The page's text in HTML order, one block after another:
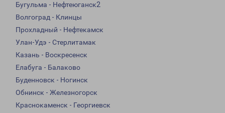
Бугульма - Нефтеюганск2
Волгоград - Клинцы
Прохладный - Нефтекамск
Улан-Удэ - Стерлитамак
Казань - Воскресенск
Елабуга - Балаково
Буденновск - Ногинск
Обнинск - Железногорск
Краснокаменск - Георгиевск